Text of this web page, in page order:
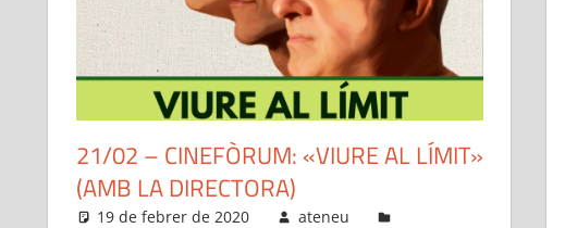
21/02 – CINEFÒRUM: «VIURE AL LÍMIT»
(AMB LA DIRECTORA)
19 de febrer de 2020
ateneu